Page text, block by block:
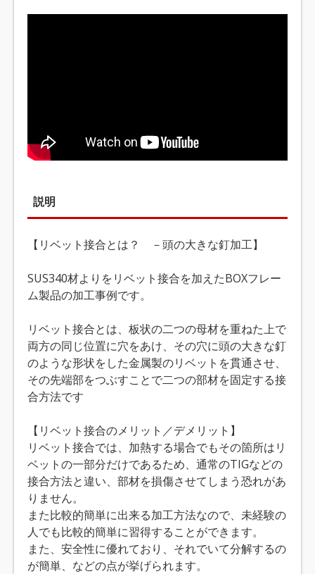
説明
【リベット接合とは？ －頭の大きな釘加工】
SUS340材よりをリベット接合を加えたBOXフレー
ム製品の加工事例です。
リベット接合とは、板状の二つの母材を重ねた上で
両方の同じ位置に穴をあけ、その穴に頭の大きな釘
のような形状をした金属製のリベットを貫通させ、
その先端部をつぶすことで二つの部材を固定する接
合方法です
【リベット接合のメリット／デメリット】
リベット接合では、加熱する場合でもその箇所はリ
ベットの一部分だけであるため、通常のTIGなどの
接合方法と違い、部材を損傷させてしまう恐れがあ
りません。
また比較的簡単に出来る加工方法なので、未経験の
人でも比較的簡単に習得することができます。
また、安全性に優れており、それでいて分解するの
が簡単、などの点が挙げられます。